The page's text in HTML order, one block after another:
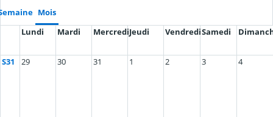
Mois
Lundi
Mardi MercrediJeudi VendrediSamedi
S31 29 30 31 1 2 3 4